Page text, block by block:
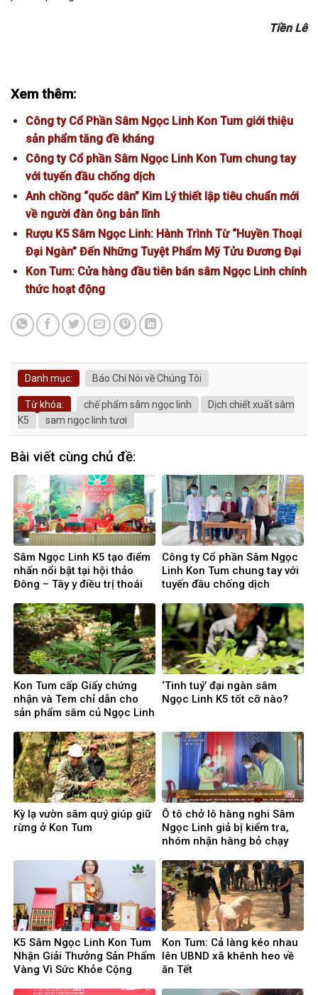
Tiền Lê
Xem thêm:
Công ty Cổ Phần Sâm Ngọc Linh Kon Tum giới thiệu
sản phẩm tăng đề kháng
Công ty Cổ phần Sâm Ngọc Linh Kon Tum chung tay
với tuyến đầu chống dịch
Anh chồng “quốc dân” Kim Lý thiết lập tiêu chuẩn mới
về người đàn ông bản lĩnh
Rượu K5 Sâm Ngọc Linh: Hành Trình Từ “Huyền Thoại
Đại Ngàn” Đến Những Tuyệt Phẩm Mỹ Tửu Đương Đại
Kon Tum: Cửa hàng đầu tiên bán sâm Ngọc Linh chính
thức hoạt động
Danh mục: Báo Chí Nói về Chúng Tôi
Từ khóa: chế phẩm sâm ngọc linh
Dịch chiết xuất sâm
K5
sam ngọc linh tươi
Bài viết cùng chủ đề:
Sâm Ngọc Linh K5 tạo điểm
nhấn nổi bật tại hội thảo
Đông – Tây y điều trị thoái
Công ty Cổ phần Sâm Ngọc
Linh Kon Tum chung tay với
tuyến đầu chống dịch
Kon Tum cấp Giấy chứng
nhận và Tem chỉ dẫn cho
sản phẩm sâm củ Ngọc Linh
‘Tinh tuý’ đại ngàn sâm
Ngọc Linh K5 tốt cỡ nào?
Kỳ lạ vườn sâm quý giúp giữ
rừng ở Kon Tum
Ô tô chở lô hàng nghi Sâm
Ngọc Linh giả bị kiểm tra,
nhóm nhận hàng bỏ chạy
K5 Sâm Ngọc Linh Kon Tum
Nhận Giải Thưởng Sản Phẩm
Vàng Vì Sức Khỏe Cộng
Kon Tum: Cả làng kéo nhau
lên UBND xã khênh heo về
ăn Tết